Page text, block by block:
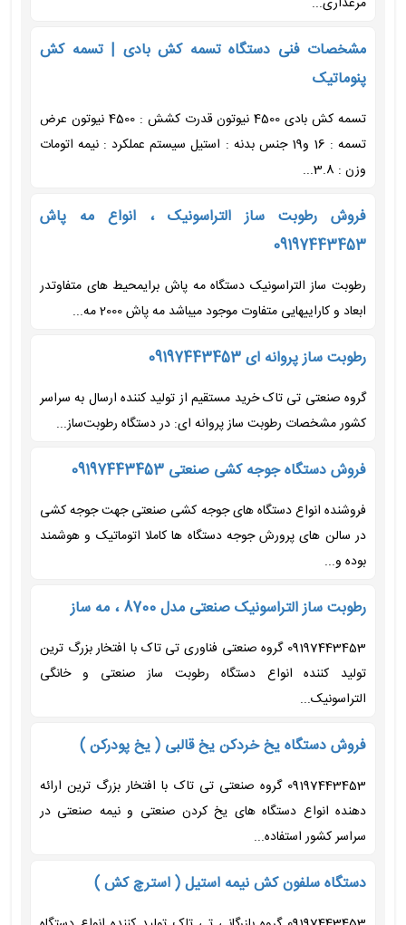
مشخصات فنی دستگاه تسمه کش بادی | تسمه کش
پنوماتیک
تسمه کش بادی 4500 نیوتون قدرت کشش : 4500 نیوتون عرض
تسمه : 16 و19 جنس بدنه : استیل سیستم عملکرد : نیمه اتومات
وزن : 3.8...
فروش رطوبت ساز التراسونیک ، انواع مه پاش
09197443453
رطوبت ساز التراسونیک دستگاه مه پاش برایمحیط های متفاوتدر
ابعاد و کاراییهایی متفاوت موجود میباشد مه پاش 2000 مه...
رطوبت ساز پروانه ای 09197443453
گروه صنعتی تی تاک خرید مستقیم از تولید کننده ارسال به سراسر
کشور مشخصات رطوبت ساز پروانه ای: در دستگاه رطوبت‌ساز...
فروش دستگاه جوجه کشی صنعتی 09197443453
فروشنده انواع دستگاه های جوجه کشی صنعتی جهت جوجه کشی
در سالن های پرورش جوجه دستگاه ها کاملا اتوماتیک و هوشمند
بوده و...
رطوبت ساز التراسونیک صنعتی مدل 8700 ، مه ساز
09197443453 گروه صنعتی فناوری تی تاک با افتخار بزرگ ترین
تولید کننده انواع دستگاه رطوبت ساز صنعتی و خانگی
التراسونیک...
فروش دستگاه یخ خردکن یخ قالبی ( یخ پودرکن )
09197443453 گروه صنعتی تی تاک با افتخار بزرگ ترین ارائه
دهنده انواع دستگاه های یخ کردن صنعتی و نیمه صنعتی در
سراسر کشور استفاده...
دستگاه سلفون کش نیمه استیل ( استرچ کش )